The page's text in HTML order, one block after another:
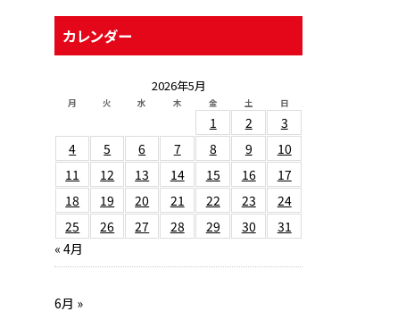
カレンダー
2026年5月
月 火 水 木 金 土 日
1 2
3
4
5 6 7 8 9
10
11
12 13 14 15 16
17
18
19 20 21 22 23
24
25
26 27 28 29 30
31
« 4月
6月 »